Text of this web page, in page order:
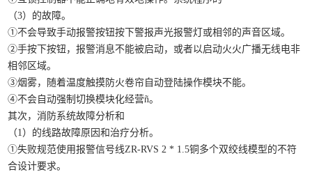
（3）的故障。
①不会导致手动报警按钮按下警报声光报警灯或相邻的声音区域。
②手按下按钮，报警消息不能被启动，或者以启动火火广播无线电非
相邻区域。
③烟雾，随着温度触摸防火卷帘自动登陆操作模块不能。
④不会自动强制切换模块化经营ñ。
其次，消防系统故障分析和
（1）的线路故障原因和治疗分析。
①失败规范使用报警信号线ZR-RVS 2 * 1.5铜多个双绞线模型的不符
合设计要求。